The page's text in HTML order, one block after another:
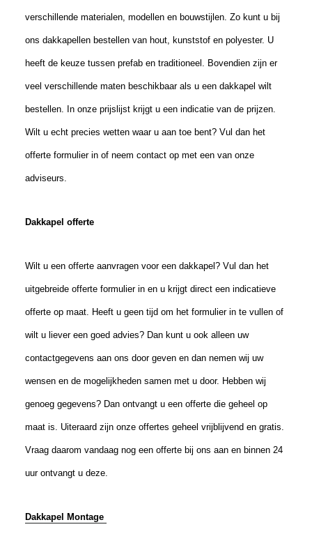
verschillende materialen, modellenen bouwstijlen. Zo kunt u bij
ons dakkapellen bestellen van hout, kunststof en polyester. U
heeft de keuze tussen prefab en traditioneel. Bovendien zijn er
veel verschillende maten beschikbaar als u een dakkapel wilt
bestellen. In onze prijslijst krijgt u een indicatie van de prijzen.
Wilt u echt precies wetten waar u aan toe bent? Vul dan het
offerte formulier in of neem contact op met een van onze
adviseurs.
Dakkapel offerte
Wilt u een offerte aanvragen voor een dakkapel? Vul dan het
uitgebreide offerte formulier in en u krijgt direct een indicatieve
offerte op maat. Heeft u geen tijd om het formulier in te vullen of
wilt u liever een goed advies? Dan kunt u ook alleen uw
contactgegevens aan ons door geven en dan nemen wij uw
wensen en de mogelijkheden samen met u door. Hebben wij
genoeg gegevens? Dan ontvangt u een offerte die geheel op
maat is. Uiteraard zijn onze offertes geheel vrijblijvend en gratis.
Vraag daarom vandaag nog een offerte bij ons aan en binnen 24
uur ontvangt u deze.
Dakkapel Montage